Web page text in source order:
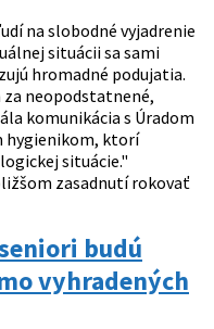
na slobodné vyjadrenie
situácii sa sami
hromadné podujatia.
neopodstatnené,
komunikácia s Úradom
hygienikom, ktorí
situácie."
zasadnutí rokovať
budú
vyhradených